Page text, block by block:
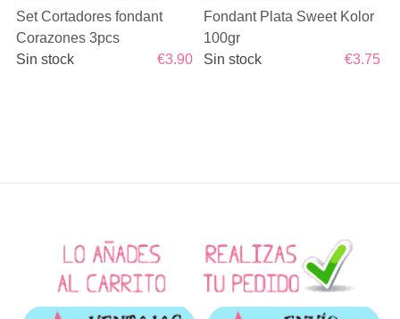
Set Cortadores fondant
Corazones 3pcs
€3.90
Sin stock
Fondant Plata Sweet Kolor
100gr
€3.75
Sin stock